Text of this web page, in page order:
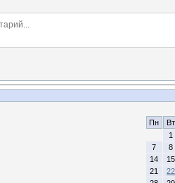
Пн
Вт
1
7
8
14
15
21
22